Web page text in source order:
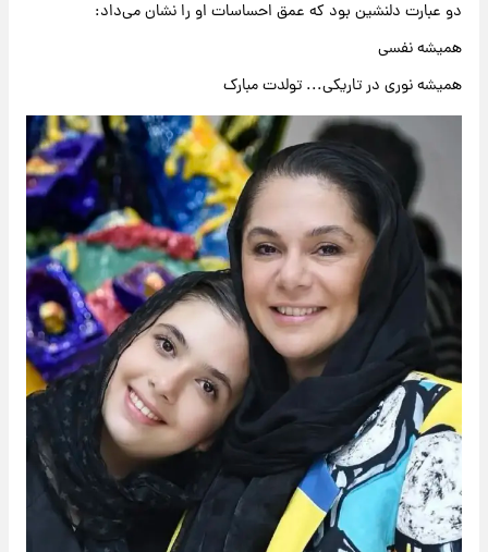
دو عبارت دلنشین بود که عمق احساسات او را نشان می‌داد:
همیشه نفسی
همیشه نوری در تاریکی... تولدت مبارک